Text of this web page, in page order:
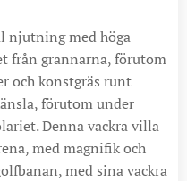
njutning med höga
från grannarna, förutom
och konstgräs runt
förutom under
Denna vackra villa
med magnifik och
med sina vackra